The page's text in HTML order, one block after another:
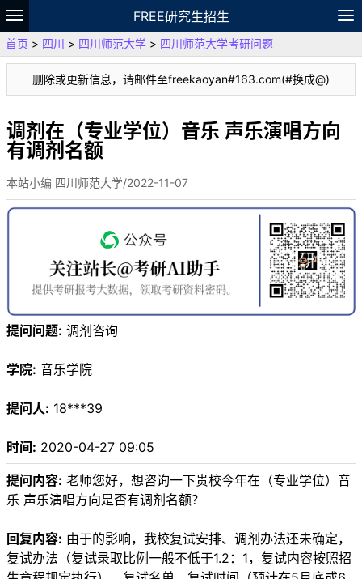
FREE研究生招生
题库
故事 专题 APP 笔记
论坛
VIP
资料
首页 > 四川 > 四川师范大学 > 四川师范大学考研问题
删除或更新信息，请邮件至freekaoyan#163.com(#换成@)
调剂在（专业学位）音乐 声乐演唱方向
有调剂名额
本站小编 四川师范大学/2022-11-07
提问问题: 调剂咨询
学院: 音乐学院
提问人: 18***39
时间: 2020-04-27 09:05
提问内容: 老师您好，想咨询一下贵校今年在（专业学位）音
乐 声乐演唱方向是否有调剂名额？
回复内容: 由于的影响，我校复试安排、调剂办法还未确定，
复试办法（复试录取比例一般不低于1.2：1，复试内容按照招